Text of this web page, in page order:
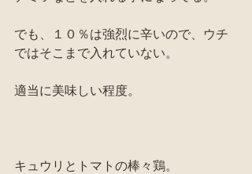
でも、１０％は強烈に辛いので、ウチ
ではそこまで入れていない。
適当に美味しい程度。
キュウリとトマトの棒々鶏。